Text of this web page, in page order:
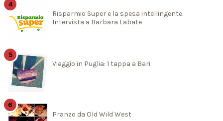
Risparmio Super e la spesa intellingente.
Intervista a Barbara Labate
Viaggio in Puglia: 1 tappa a Bari
Pranzo da Old Wild West